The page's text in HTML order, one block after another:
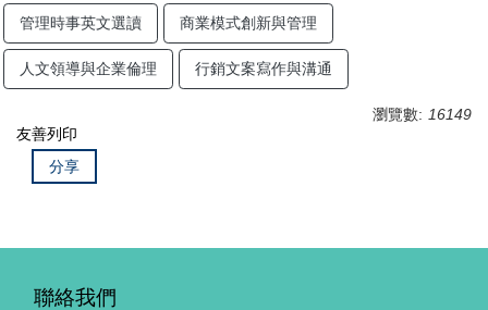
管理時事英文選讀 商業模式創新與管理
人文領導與企業倫理 行銷文案寫作與溝通
瀏覽數: 16149
友善列印
分享
聯絡我們